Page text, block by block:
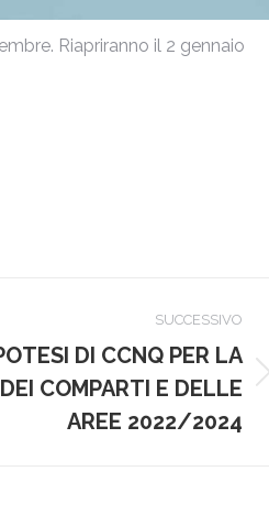
Riapriranno il 2 gennaio
SUCCESSIVO
DI CCNQ PER LA
COMPARTI E DELLE
AREE 2022/2024